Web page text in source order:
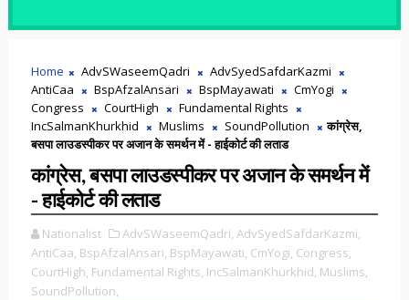
Home AdvSWaseemQadri
AdvSyedSafdarKazmi
AntiCaa
BspAfzalAnsari BspMayawati
CmYogi
Congress
CourtHigh
Fundamental Rights
IncSalmanKhurkhid
Muslims SoundPollution
कांग्रेस,
बसपा लाउडस्पीकर पर अजान के समर्थन में - हाईकोर्ट की लताड
कांग्रेस, बसपा लाउडस्पीकर पर अजान के समर्थन में
- हाईकोर्ट की लताड
Nationalist AdvSWaseemQadri, AdvSyedSafdarKazmi,
AntiCaa, BspAfzalAnsari, BspMayawati, CmYogi, Congress,
CourtHigh, Fundamental Rights, IncSalmanKhurkhid, Muslims,
SoundPollution,